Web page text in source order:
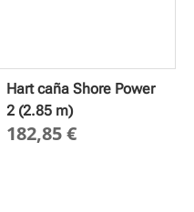
Hart caña Shore Power
2 (2.85 m)
182,85€